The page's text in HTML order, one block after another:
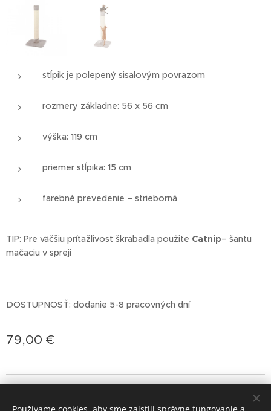
stĺpik je polepený sisalovým povrazom
rozmery základne: 56 x 56 cm
výška: 119 cm
priemer stĺpika: 15 cm
farebné prevedenie – strieborná
TIP: Pre väčšiu príťažlivosť škrabadla použite Catnip– šantu
mačaciu v spreji
DOSTUPNOSŤ: dodanie 5-8 pracovných dní
79,00 €